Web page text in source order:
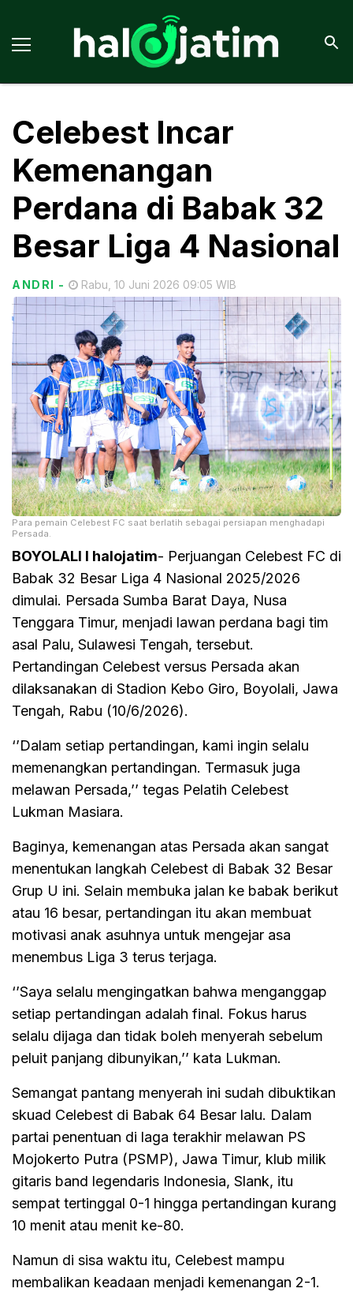
Celebest Incar
Kemenangan
Perdana di Babak 32
Besar Liga 4 Nasional
ANDRI - Rabu, 10 Juni 2026 09:05 WIB
Para pemain Celebest FC saat berlatih sebagai persiapan menghadapi
Persada.
BOYOLALI I halojatim- Perjuangan Celebest FC di
Babak 32 Besar Liga 4 Nasional 2025/2026
dimulai. Persada Sumba Barat Daya, Nusa
Tenggara Timur, menjadi lawan perdana bagi tim
asal Palu, Sulawesi Tengah, tersebut.
Pertandingan Celebest versus Persada akan
dilaksanakan di Stadion Kebo Giro, Boyolali, Jawa
Tengah, Rabu (10/6/2026).
‘’Dalam setiap pertandingan, kami ingin selalu
memenangkan pertandingan. Termasuk juga
melawan Persada,’’ tegas Pelatih Celebest
Lukman Masiara.
Baginya, kemenangan atas Persada akan sangat
menentukan langkah Celebest di Babak 32 Besar
Grup U ini. Selain membuka jalan ke babak berikut
atau 16 besar, pertandingan itu akan membuat
motivasi anak asuhnya untuk mengejar asa
menembus Liga 3 terus terjaga.
‘’Saya selalu mengingatkan bahwa menganggap
setiap pertandingan adalah final. Fokus harus
selalu dijaga dan tidak boleh menyerah sebelum
peluit panjang dibunyikan,’’ kata Lukman.
Semangat pantang menyerah ini sudah dibuktikan
skuad Celebest di Babak 64 Besar lalu. Dalam
partai penentuan di laga terakhir melawan PS
Mojokerto Putra (PSMP), Jawa Timur, klub milik
gitaris band legendaris Indonesia, Slank, itu
sempat tertinggal 0-1 hingga pertandingan kurang
10 menit atau menit ke-80.
Namun di sisa waktu itu, Celebest mampu
membalikan keadaan menjadi kemenangan 2-1.